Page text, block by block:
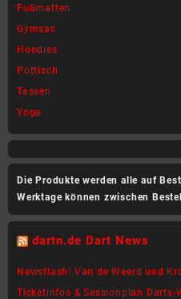
Fußmatten
Gymsac
Hoodies
Pottisch
Tassen
Yoga
Die Produkte werden alle auf
Werktage können zwischen
dartn.de Dart News
Newsflash: Van de Weerd und
Ticketinfos & Sessionplan Darts-